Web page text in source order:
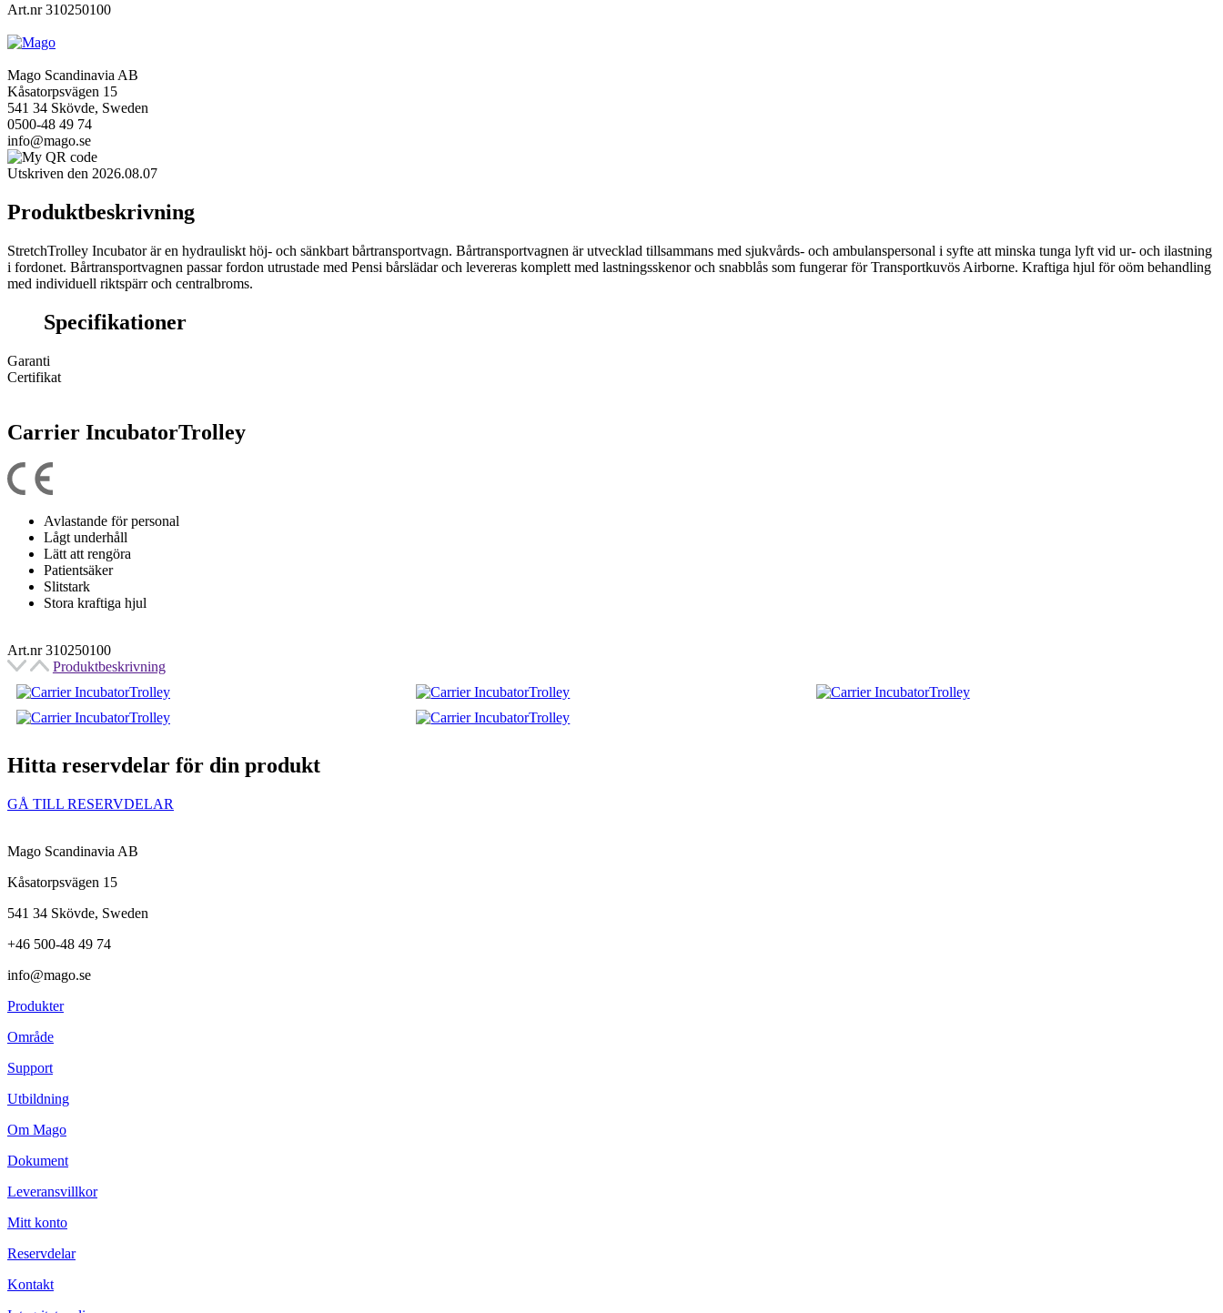
Art.nr 310250100
Mago Scandinavia AB
Kåsatorpsvägen 15
541 34 Skövde, Sweden
0500-48 49 74
info@mago.se
Utskriven den 2026.08.07
Produktbeskrivning
StretchTrolley Incubator är en hydrauliskt höj- och sänkbart bårtransportvagn. Bårtransportvagnen är utvecklad tillsammans med sjukvårds- och ambulanspersonal i syfte att minska tunga lyft vid ur- och ilastning
i fordonet. Bårtransportvagnen passar fordon utrustade med Pensi bårslädar och levereras komplett med lastningsskenor och snabblås som fungerar för Transportkuvös Airborne. Kraftiga hjul för oöm behandling
med individuell riktspärr och centralbroms.
Specifikationer
Garanti
Certifikat
Carrier IncubatorTrolley
Avlastande för personal
Lågt underhåll
Lätt att rengöra
Patientsäker
Slitstark
Stora kraftiga hjul
Art.nr 310250100
Produktbeskrivning
Hitta reservdelar för din produkt​
GÅ TILL RESERVDELAR
Mago Scandinavia AB
Kåsatorpsvägen 15
541 34 Skövde, Sweden
+46 500-48 49 74
info@mago.se
Produkter
Område
Support
Utbildning
Om Mago
Dokument
Leveransvillkor
Mitt konto
Reservdelar
Kontakt